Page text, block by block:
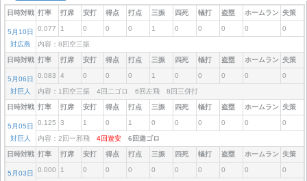
日時対戦 打率 打席 安打 得点 打点 三振 四死 犠打 盗塁 ホームラン 失策
5月10日
対広島
0.077 1 0 0 0 1 0 0 0 0 0
内容：8回空三振
日時対戦 打率 打席 安打 得点 打点 三振 四死 犠打 盗塁 ホームラン 失策
5月06日
対巨人
0.083 4 0 0 0 1 0 0 0 0 0
内容：1回空三振 4回二ゴロ 6回左飛 8回三併打
日時対戦 打率 打席 安打 得点 打点 三振 四死 犠打 盗塁 ホームラン 失策
5月05日
対巨人
0.125 3 1 0 1 0 0 0 0 0 0
内容：2回一邪飛 4回遊安 6回遊ゴロ
日時対戦 打率 打席 安打 得点 打点 三振 四死 犠打 盗塁 ホームラン 失策
5月03日
0.000 1 0 0 0 0 0 0 0 0 0